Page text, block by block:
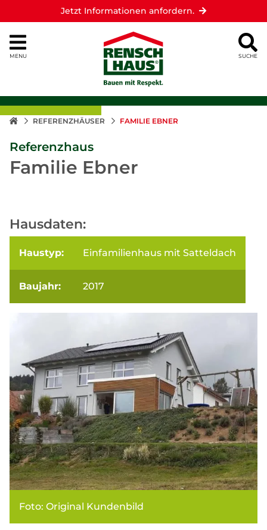
Jetzt Informationen anfordern.
MENU SUCHE
REFERENZHÄUSER FAMILIE EBNER
Referenzhaus
Familie Ebner
Hausdaten:
Haustyp: Einfamilienhaus mit Satteldach
Baujahr: 2017
Foto: Original Kundenbild